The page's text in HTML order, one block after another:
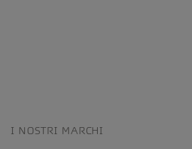
I NOSTRI MARCHI